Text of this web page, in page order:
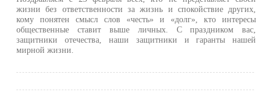
жизни без ответственности за жизнь и спокойствие других,
кому понятен смысл слов «честь» и «долг», кто интересы
общественные ставит выше личных. С праздником вас,
защитники отечества, наши защитники и гаранты нашей
мирной жизни.